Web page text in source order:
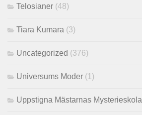
Telosianer (48)
Tiara Kumara (3)
Uncategorized (376)
Universums Moder (1)
Uppstigna Mästarnas Mysterieskola